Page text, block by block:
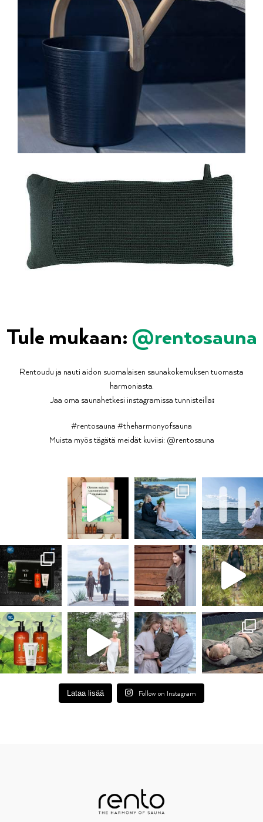
Tule mukaan:@rentosauna
Rentoudu ja nauti aidon suomalaisen saunakokemuksen tuomasta
harmoniasta.
Jaa oma saunahetkesi instagramissa tunnisteilla:
#rentosauna #theharmonyofsauna
Muista myös tägätä meidät kuviisi: @rentosauna
Lataa lisää Follow on Instagram